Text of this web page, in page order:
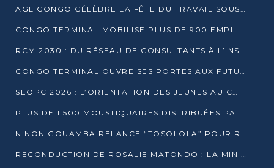
AGL CONGO CÉLÈBRE LA FÊTE DU TRAVAIL SOUS LE SIGNE DE LA COHÉSION
CONGO TERMINAL MOBILISE PLUS DE 900 EMPLOYÉS AUTOUR DE LA SÉCURITÉ AU TRAVAIL
RCM 2030 : DU RÉSEAU DE CONSULTANTS À L’INSTRUMENT DE PUISSANCE EN AFRIQUE FRANCOPHONE
CONGO TERMINAL OUVRE SES PORTES AUX FUTURS INGÉNIEURS AU FORUM DES MÉTIERS D’UCAC-ICAM
SEOPC 2026 : L’ORIENTATION DES JEUNES AU CŒUR DE LA DEUXIÈME ÉDITION
PLUS DE 1 500 MOUSTIQUAIRES DISTRIBUÉES PAR AGL ET CONGO TERMINAL DANS LA LUTTE CONTRE LE PALUDISME
NINON GOUAMBA RELANCE “TOSOLOLA” POUR RENFORCER LE DIALOGUE AVEC LES CITOYENS
RECONDUCTION DE ROSALIE MATONDO : LA MINISTRE PROMET D’ACCÉLÉRER LE TRAITEMENT DES DOSSIERS ET DE RELEVER DE NOUVEAUX DÉFIS